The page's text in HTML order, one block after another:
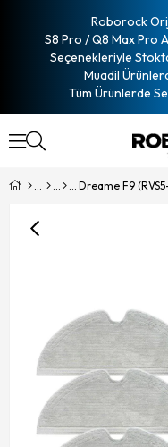
Roborock
S8 Pro / Q8 Max Pro
Seçenekleriyle
Muadil
Tüm Ürünlerde